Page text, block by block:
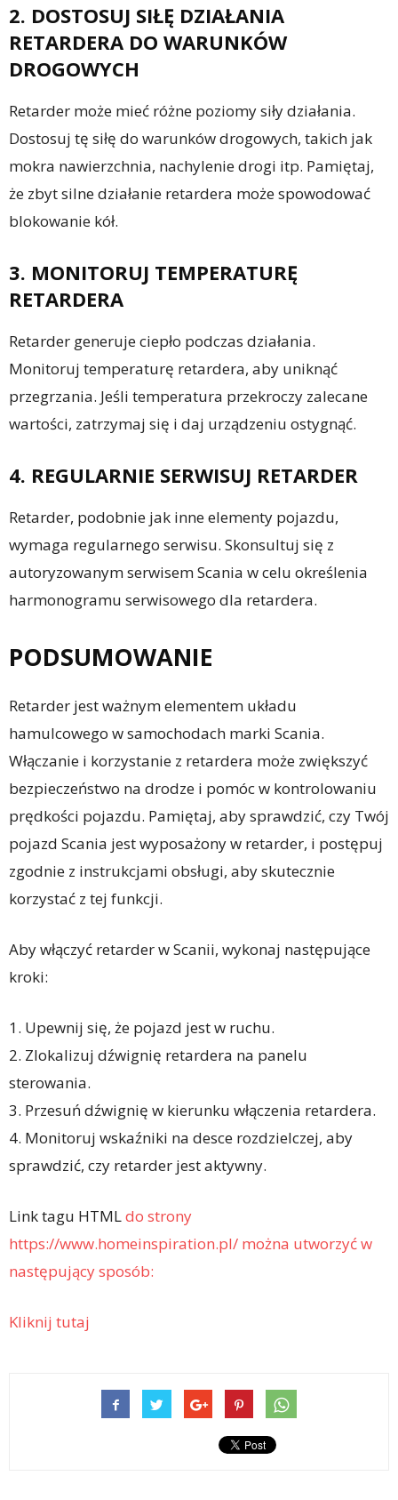
2. DOSTOSUJ SIŁĘ DZIAŁANIA
RETARDERA DO WARUNKÓW
DROGOWYCH
Retarder może mieć różne poziomy siły działania.
Dostosuj tę siłę do warunków drogowych, takich jak
mokra nawierzchnia, nachylenie drogi itp. Pamiętaj,
że zbyt silne działanie retardera może spowodować
blokowanie kół.
3. MONITORUJ TEMPERATURĘ
RETARDERA
Retarder generuje ciepło podczas działania.
Monitoruj temperaturę retardera, aby uniknąć
przegrzania. Jeśli temperatura przekroczy zalecane
wartości, zatrzymaj się i daj urządzeniu ostygnąć.
4. REGULARNIE SERWISUJ RETARDER
Retarder, podobnie jak inne elementy pojazdu,
wymaga regularnego serwisu. Skonsultuj się z
autoryzowanym serwisem Scania w celu określenia
harmonogramu serwisowego dla retardera.
PODSUMOWANIE
Retarder jest ważnym elementem układu
hamulcowego w samochodach marki Scania.
Włączanie i korzystanie z retardera może zwiększyć
bezpieczeństwo na drodze i pomóc w kontrolowaniu
prędkości pojazdu. Pamiętaj, aby sprawdzić, czy Twój
pojazd Scania jest wyposażony w retarder, i postępuj
zgodnie z instrukcjami obsługi, aby skutecznie
korzystać z tej funkcji.
Aby włączyć retarder w Scanii, wykonaj następujące
kroki:
1. Upewnij się, że pojazd jest w ruchu.
2. Zlokalizuj dźwignię retardera na panelu
sterowania.
3. Przesuń dźwignię w kierunku włączenia retardera.
4. Monitoruj wskaźniki na desce rozdzielczej, aby
sprawdzić, czy retarder jest aktywny.
Link tagu HTMLdo strony
https://www.homeinspiration.pl/ można utworzyć w
następujący sposób:
Kliknij tutaj